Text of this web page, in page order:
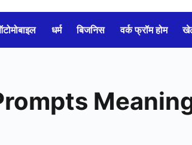
धर्म बिजनिस वर्क फ्रॉम होम